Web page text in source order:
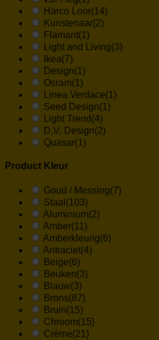
Harco Loor(14)
Kunstenaar(2)
Flamant(1)
Light and Living(3)
Ikea(7)
Design(1)
Osram(1)
Linea Verdace(1)
Seed Design(1)
Light Trend (4)
D,V, Design(2)
Quasar(1)
Product Kleur
Goud / Messing(7)
Staal (103)
Aluminium(2)
Amber(11)
Amberkleurig(6)
Antraciet(4)
Beige(6)
Beuken(3)
Blauw(3)
Brons(87)
Bruin(15)
Chroom(15)
Crème(21)